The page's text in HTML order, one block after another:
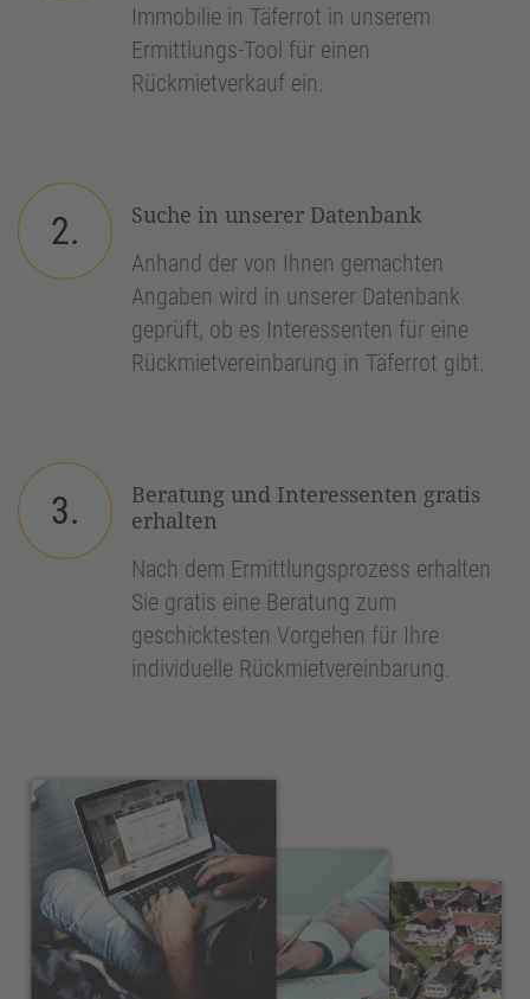
Immobilie in Täferrot in unserem
Ermittlungs-Tool für einen
Rückmietverkauf ein.
2.
Suche in unserer Datenbank
Anhand der von Ihnen gemachten
Angaben wird in unserer Datenbank
geprüft, ob es Interessenten für eine
Rückmietvereinbarung in Täferrot gibt.
3.
Beratung und Interessenten gratis
erhalten
Nach dem Ermittlungsprozess erhalten
Sie gratis eine Beratung zum
geschicktesten Vorgehen für Ihre
individuelle Rückmietvereinbarung.